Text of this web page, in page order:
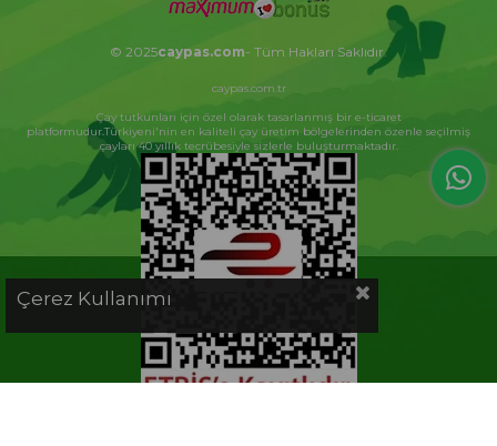
© 2025caypas.com- Tüm Hakları Saklıdır.
caypas.com.tr
Çay tutkunları için özel olarak tasarlanmış bir e-ticaret
platformudur.Türkiyeni'nin en kaliteli çay üretim bölgelerinden özenle seçilmiş
çayları 40 yıllık tecrübesiyle sizlerle buluşturmaktadır.
Çerez Kullanımı